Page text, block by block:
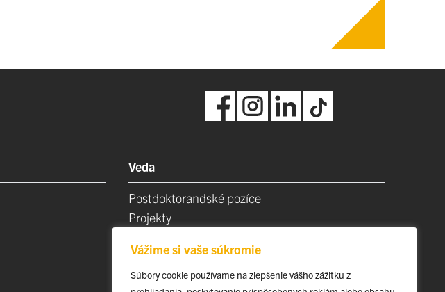
Vážime si vaše súkromie
Súbory cookie používame na zlepšenie vášho zážitku z
Veda
Postdoktorandské pozíce
Projekty
TIP-UPJŠ
Vedecké parky